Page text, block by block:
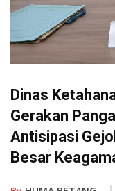
Dinas
Gerakan
Antisipasi
Besar